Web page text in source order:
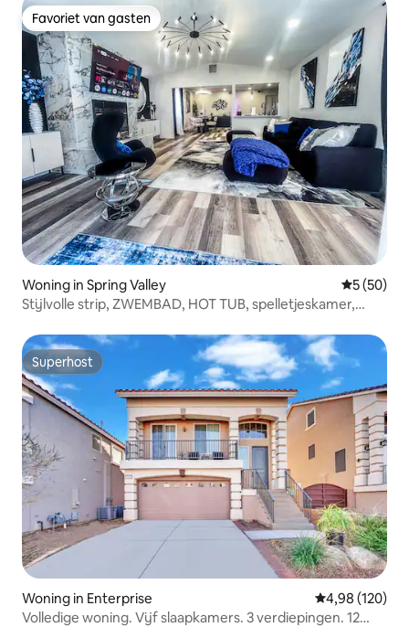
Favoriet van gasten
Favoriet van gasten
Woning in Spring Valley
5 (50)
Stijlvolle strip, ZWEMBAD, HOT TUB, spelletjeskamer,
Superhost
Superhost
Woning in Enterprise Gemiddelde
4,98 (120)
Volledige woning. Vijf slaapkamers. 3 verdiepingen. 12